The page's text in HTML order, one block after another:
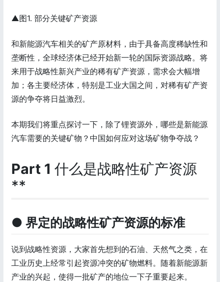
▲图1. 部分关键矿产资源
和新能源汽车相关的矿产原材料，由于具备高度稀缺性和
垄断性，全球经济体已经开始新一轮的国际资源战略。将
来用于战略性新兴产业的稀有矿产资源，需求会大幅增
加；各主要经济体，特别是工业大国之间，对稀有矿产资
源的争夺将日益激烈。
本期我们将重点探讨一下，除了锂资源外，哪些是新能源
汽车需要的关键矿物？中国如何应对这场矿物争夺战？
Part 1 什么是战略性矿产资源
**
● 界定的战略性矿产资源的标准
说到战略性资源，大家首先想到的石油、天然气之类，在
工业历史上经常引起资源冲突的矿物燃料。随着新能源新
产业的兴起，使得一批矿产的地位一下子重要起来。